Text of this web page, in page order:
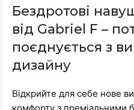
Бездротові
від Gabriel F –
поєднується з
дизайну
Відкрийте для себе нове